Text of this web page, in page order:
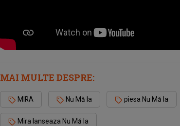
MAI MULTE DESPRE:
MIRA Nu Mă Ia piesa Nu Mă Ia
Mira lanseaza Nu Mă Ia